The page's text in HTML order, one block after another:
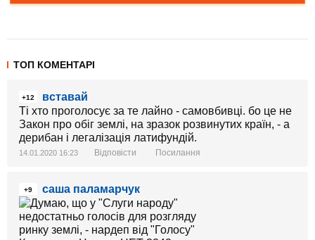
ТОП КОМЕНТАРІ
+12
вставай
Ті хто проголосує за те лайно - самовбивці. бо це не
Закон про обіг землі, на зразок розвинутих країн, - а
дерибан і легалізація латифундій.
14.01.2020 16:23 Відповісти Посилання
+9 саша паламарчук